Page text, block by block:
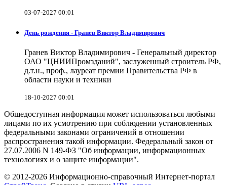
03-07-2027 00:01
День рождения - Гранев Виктор Владимирович
Гранев Виктор Владимирович - Генеральный директор
ОАО "ЦНИИПромзданий", заслуженный строитель РФ,
д.т.н., проф., лауреат премии Правительства РФ в
области науки и техники
18-10-2027 00:01
Общедоступная информация может использоваться любыми
лицами по их усмотрению при соблюдении установленных
федеральными законами ограничений в отношении
распространения такой информации. Федеральный закон от
27.07.2006 N 149-ФЗ "Об информации, информационных
технологиях и о защите информации".
© 2012-2026 Информационно-справочный Интернет-портал